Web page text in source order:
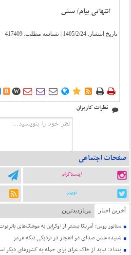
انتهاتی پیام/ سش
تاریخ انتشار: 1405/2/24 | شناسه مطلب: 417409
B W        
نظرات کاربران
صفحات اجتماعی
اینستاگرام
توییتر
آخرین اخبار پربازدیدترین
سناتور روس: آمریکا بیشتر از اوکراین به موشک‌های
شنیده شدن صدای دو انفجار در نزدیکی تنگه هرمز
بغداد: نباید از خاک عراق برای حمله به کشورهای دیگر